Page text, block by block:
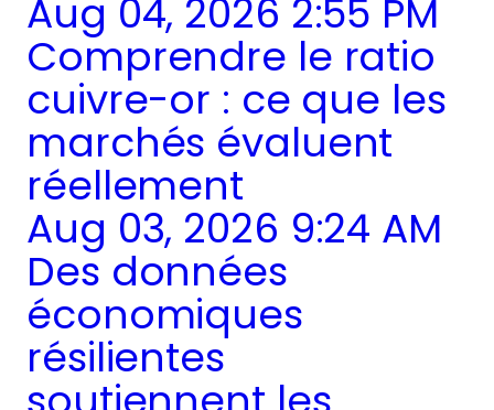
Aug 04, 2026 2:55 PM
Comprendre le ratio
cuivre-or : ce que les
marchés évaluent
réellement
Aug 03, 2026 9:24 AM
Des données
économiques
résilientes